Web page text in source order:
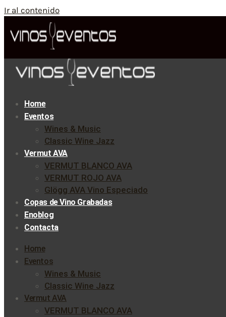
Ir al contenido
Home
Eventos
Wines & Music
Classic Wine Jazz
Vermut AVA
VERMUT BLANCO AVA
VERMUT ROJO AVA
Glögg AVA Vino Especiado
Copas de Vino Grabadas
Enoblog
Contacta
Home
Eventos
Wines & Music
Classic Wine Jazz
Vermut AVA
VERMUT BLANCO AVA